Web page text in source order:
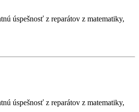
úspešnosť z reparátov z matematiky,
úspešnosť z reparátov z matematiky,